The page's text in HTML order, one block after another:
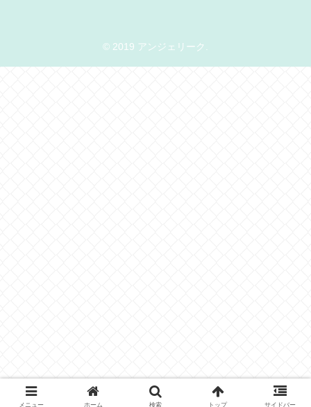
© 2019 アンジェリーク.
メニュー ホーム 検索 トップ サイドバー